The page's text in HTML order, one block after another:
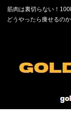
筋肉は裏切らない！
どうやったら痩せるの